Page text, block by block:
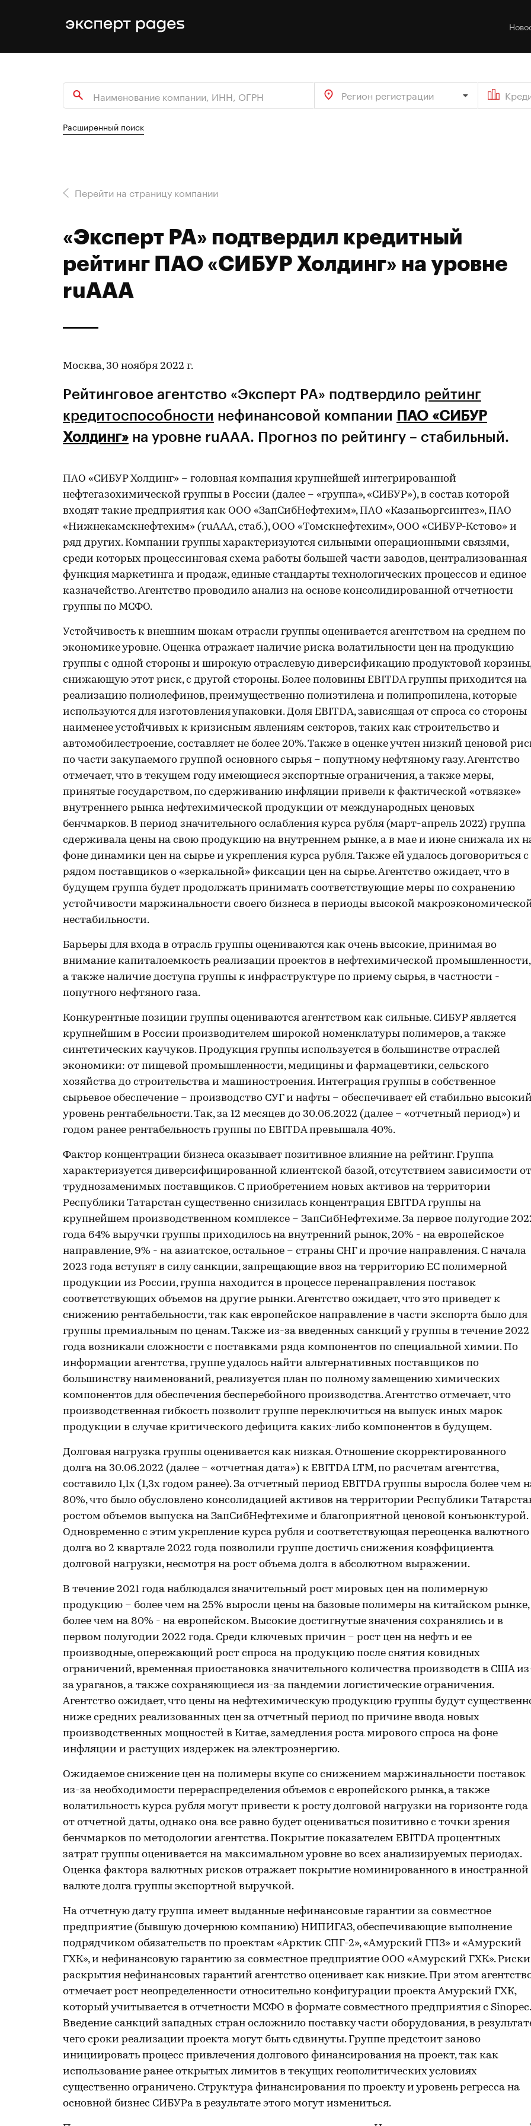
Регион регистрации
Расширенный поиск
Перейти на страницу компании
«Эксперт РА» подтвердил кредитный
рейтинг ПАО «СИБУР Холдинг» на уровне
ruААA
Москва, 30 ноября 2022 г.
Рейтинговое агентство «Эксперт РА» подтвердило рейтинг
кредитоспособности нефинансовой компании ПАО «СИБУР
Холдинг» на уровне ruAAA. Прогноз по рейтингу – стабильный.
ПАО «СИБУР Холдинг» – головная компания крупнейшей интегрированной
нефтегазохимической группы в России (далее – «группа», «СИБУР»), в состав которой
входят такие предприятия как ООО «ЗапСибНефтехим», ПАО «Казаньоргсинтез», ПАО
«Нижнекамскнефтехим» (ruAAА, стаб.), ООО «Томскнефтехим», ООО «СИБУР-Кстово» и
ряд других. Компании группы характеризуются сильными операционными связями,
среди которых процессинговая схема работы большей части заводов, централизованная
функция маркетинга и продаж, единые стандарты технологических процессов и единое
казначейство. Агентство проводило анализ на основе консолидированной отчетности
группы по МСФО.
Устойчивость к внешним шокам отрасли группы оценивается агентством на среднем по
экономике уровне. Оценка отражает наличие риска волатильности цен на продукцию
группы с одной стороны и широкую отраслевую диверсификацию продуктовой корзины,
снижающую этот риск, с другой стороны. Более половины EBITDA группы приходится на
реализацию полиолефинов, преимущественно полиэтилена и полипропилена, которые
используются для изготовления упаковки. Доля EBITDA, зависящая от спроса со стороны
наименее устойчивых к кризисным явлениям секторов, таких как строительство и
автомобилестроение, составляет не более 20%. Также в оценке учтен низкий ценовой
по части закупаемого группой основного сырья – попутному нефтяному газу. Агентство
отмечает, что в текущем году имеющиеся экспортные ограничения, а также меры,
принятые государством, по сдерживанию инфляции привели к фактической «отвязке»
внутреннего рынка нефтехимической продукции от международных ценовых
бенчмарков. В период значительного ослабления курса рубля (март-апрель 2022) группа
сдерживала цены на свою продукцию на внутреннем рынке, а в мае и июне снижала их
фоне динамики цен на сырье и укрепления курса рубля. Также ей удалось договориться с
рядом поставщиков о «зеркальной» фиксации цен на сырье. Агентство ожидает, что в
будущем группа будет продолжать принимать соответствующие меры по сохранению
устойчивости маржинальности своего бизнеса в периоды высокой
нестабильности.
Барьеры для входа в отрасль группы оцениваются как очень высокие, принимая во
внимание капиталоемкость реализации проектов в нефтехимической промышленности,
а также наличие доступа группы к инфраструктуре по приему сырья, в частности -
попутного нефтяного газа.
Конкурентные позиции группы оцениваются агентством как сильные. СИБУР является
крупнейшим в России производителем широкой номенклатуры полимеров, а также
синтетических каучуков. Продукция группы используется в большинстве отраслей
экономики: от пищевой промышленности, медицины и фармацевтики, сельского
хозяйства до строительства и машиностроения. Интеграция группы в собственное
сырьевое обеспечение – производство СУГ и нафты – обеспечивает ей стабильно
уровень рентабельности. Так, за 12 месяцев до 30.06.2022 (далее – «отчетный период») и
годом ранее рентабельность группы по EBITDA превышала 40%.
Фактор концентрации бизнеса оказывает позитивное влияние на рейтинг. Группа
характеризуется диверсифицированной клиентской базой, отсутствием зависимости от
труднозаменимых поставщиков. С приобретением новых активов на территории
Республики Татарстан существенно снизилась концентрация EBITDA группы на
крупнейшем производственном комплексе – ЗапСибНефтехиме. За первое полугодие
года 64% выручки группы приходилось на внутренний рынок, 20% - на европейское
направление, 9% - на азиатское, остальное – страны СНГ и прочие направления. С начала
2023 года вступят в силу санкции, запрещающие ввоз на территорию ЕС полимерной
продукции из России, группа находится в процессе перенаправления поставок
соответствующих объемов на другие рынки. Агентство ожидает, что это приведет к
снижению рентабельности, так как европейское направление в части экспорта было для
группы премиальным по ценам. Также из-за введенных санкций у группы в течение 2022
года возникали сложности с поставками ряда компонентов по специальной химии. По
информации агентства, группе удалось найти альтернативных поставщиков по
большинству наименований, реализуется план по полному замещению химических
компонентов для обеспечения бесперебойного производства. Агентство отмечает, что
производственная гибкость позволит группе переключиться на выпуск иных марок
продукции в случае критического дефицита каких-либо компонентов в будущем.
Долговая нагрузка группы оценивается как низкая. Отношение скорректированного
долга на 30.06.2022 (далее – «отчетная дата») к EBITDA LTM, по расчетам агентства,
составило 1,1х (1,3х годом ранее). За отчетный период EBITDA группы выросла более чем
80%, что было обусловлено консолидацией активов на территории Республики
ростом объемов выпуска на ЗапСибНефтехиме и благоприятной ценовой конъюнктурой.
Одновременно с этим укрепление курса рубля и соответствующая переоценка валютного
долга во 2 квартале 2022 года позволили группе достичь снижения коэффициента
долговой нагрузки, несмотря на рост объема долга в абсолютном выражении.
В течение 2021 года наблюдался значительный рост мировых цен на полимерную
продукцию – более чем на 25% выросли цены на базовые полимеры на китайском рынке,
более чем на 80% - на европейском. Высокие достигнутые значения сохранялись и в
первом полугодии 2022 года. Среди ключевых причин – рост цен на нефть и ее
производные, опережающий рост спроса на продукцию после снятия ковидных
ограничений, временная приостановка значительного количества производств в США
за ураганов, а также сохраняющиеся из-за пандемии логистические ограничения.
Агентство ожидает, что цены на нефтехимическую продукцию группы будут
ниже средних реализованных цен за отчетный период по причине ввода новых
производственных мощностей в Китае, замедления роста мирового спроса на фоне
инфляции и растущих издержек на электроэнергию.
Ожидаемое снижение цен на полимеры вкупе со снижением маржинальности поставок
из-за необходимости перераспределения объемов с европейского рынка, а также
волатильность курса рубля могут привести к росту долговой нагрузки на горизонте года
от отчетной даты, однако она все равно будет оцениваться позитивно с точки зрения
бенчмарков по методологии агентства. Покрытие показателем EBITDA процентных
затрат группы оценивается на максимальном уровне во всех анализируемых периодах.
Оценка фактора валютных рисков отражает покрытие номинированного в иностранной
валюте долга группы экспортной выручкой.
На отчетную дату группа имеет выданные нефинансовые гарантии за совместное
предприятие (бывшую дочернюю компанию) НИПИГАЗ, обеспечивающие выполнение
подрядчиком обязательств по проектам «Арктик СПГ-2», «Амурский ГПЗ» и «Амурский
ГХК», и нефинансовую гарантию за совместное предприятие ООО «Амурский ГХК». Риски
раскрытия нефинансовых гарантий агентство оценивает как низкие. При этом
отмечает рост неопределенности относительно конфигурации проекта Амурский ГХК,
который учитывается в отчетности МСФО в формате совместного предприятия с Sinopec.
Введение санкций западных стран осложнило поставку части оборудования, в
чего сроки реализации проекта могут быть сдвинуты. Группе предстоит заново
инициировать процесс привлечения долгового финансирования на проект, так как
использование ранее открытых лимитов в текущих геополитических условиях
существенно ограничено. Структура финансирования по проекту и уровень регресса на
основной бизнес СИБУРа в результате этого могут измениться.